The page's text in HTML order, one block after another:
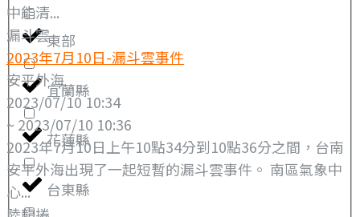
東部
宜蘭縣
花蓮縣
台東縣
中能清...
漏斗雲
2023年7月10日-漏斗雲事件
安平外海
2023/07/10 10:34
~ 2023/07/10 10:36
2023年7月10日上午10點34分到10點36分之間，台南
安平外海出現了一起短暫的漏斗雲事件。 南區氣象中
心...